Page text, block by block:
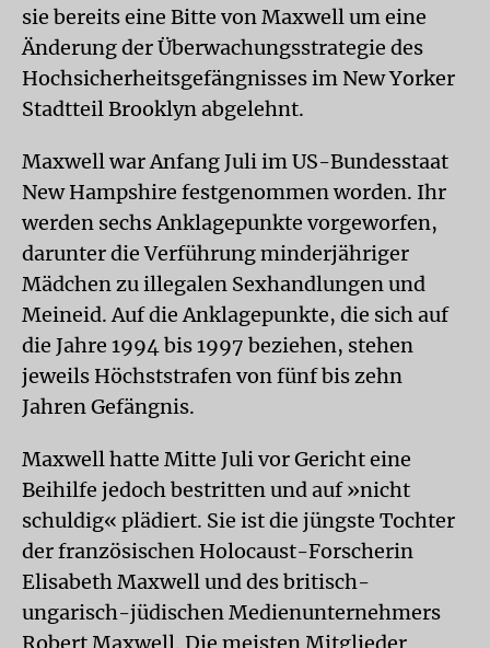
sie bereits eine Bitte von Maxwell um eine
Änderung der Überwachungsstrategie des
Hochsicherheitsgefängnisses im New Yorker
Stadtteil Brooklyn abgelehnt.
Maxwell war Anfang Juli im US-Bundesstaat
New Hampshire festgenommen worden. Ihr
werden sechs Anklagepunkte vorgeworfen,
darunter die Verführung minderjähriger
Mädchen zu illegalen Sexhandlungen und
Meineid. Auf die Anklagepunkte, die sich auf
die Jahre 1994 bis 1997 beziehen, stehen
jeweils Höchststrafen von fünf bis zehn
Jahren Gefängnis.
Maxwell hatte Mitte Juli vor Gericht eine
Beihilfe jedoch bestritten und auf »nicht
schuldig« plädiert. Sie ist die jüngste Tochter
der französischen Holocaust-Forscherin
Elisabeth Maxwell und des britisch-
ungarisch-jüdischen Medienunternehmers